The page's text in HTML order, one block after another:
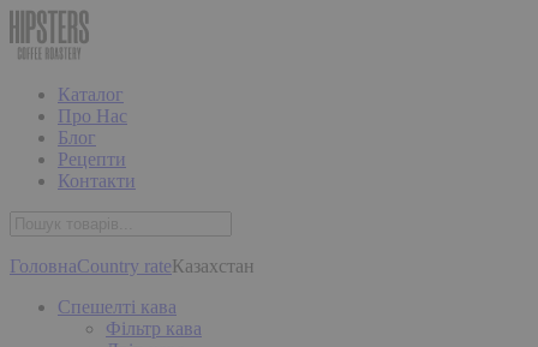
Каталог
Про Нас
Блог
Рецепти
Контакти
ГоловнаCountry rateКазахстан
Спешелті кава
Фільтр кава